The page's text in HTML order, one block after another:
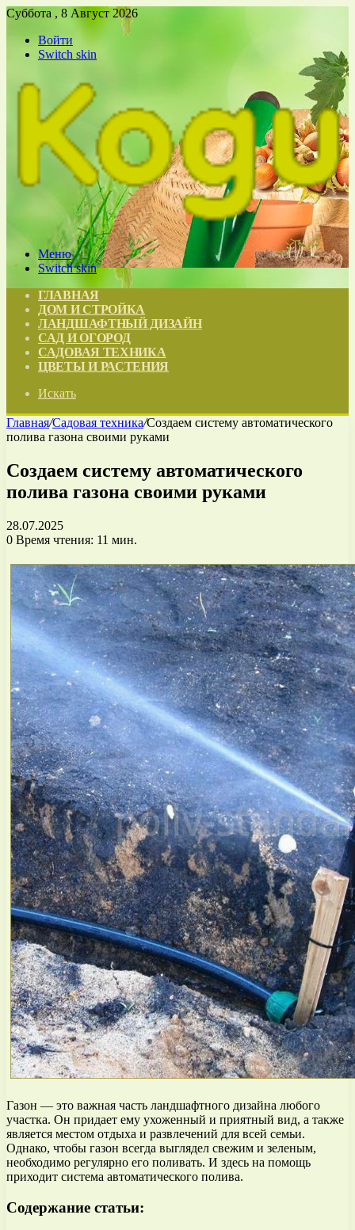
Суббота , 8 Август 2026
Войти
Switch skin
Меню
Switch skin
ГЛАВНАЯ
ДОМ И СТРОЙКА
ЛАНДШАФТНЫЙ ДИЗАЙН
САД И ОГОРОД
САДОВАЯ ТЕХНИКА
ЦВЕТЫ И РАСТЕНИЯ
Искать
Главная/Садовая техника/Создаем систему автоматического
полива газона своими руками
Создаем систему автоматического
полива газона своими руками
28.07.2025
0 Время чтения: 11 мин.
Газон — это важная часть ландшафтного дизайна любого
участка. Он придает ему ухоженный и приятный вид, а также
является местом отдыха и развлечений для всей семьи.
Однако, чтобы газон всегда выглядел свежим и зеленым,
необходимо регулярно его поливать. И здесь на помощь
приходит система автоматического полива.
Содержание статьи: